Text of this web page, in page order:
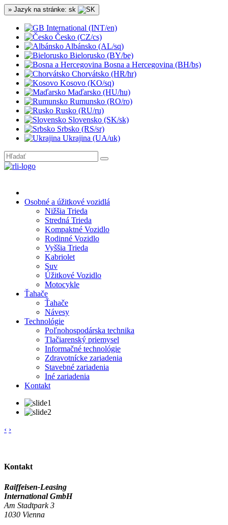
» Jazyk na stránke: sk
International (INT/en)
Česko (CZ/cs)
Albánsko (AL/sq)
Bielorusko (BY/be)
Bosna a Hercegovina (BH/bs)
Chorvátsko (HR/hr)
Kosovo (KO/sq)
Maďarsko (HU/hu)
Rumunsko (RO/ro)
Rusko (RU/ru)
Slovensko (SK/sk)
Srbsko (RS/sr)
Ukrajina (UA/uk)
Osobné a úžitkové vozidlá
Nižšia Trieda
Stredná Trieda
Kompaktné Vozidlo
Rodinné Vozidlo
Vyššia Trieda
Kabriolet
Suv
Úžitkové Vozidlo
Motocykle
Ťahače
Ťahače
Návesy
Technológie
Poľnohospodárska technika
Tlačiarenský priemysel
Informačné technológie
Zdravotnícke zariadenia
Stavebné zariadenia
Iné zariadenia
Kontakt
‹ ›
Kontakt
Raiffeisen-Leasing
International GmbH
Am Stadtpark 3
1030 Vienna